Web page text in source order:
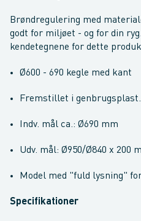
Brøndregulering med
godt for miljøet - og for din
kendetegnene for dette
Ø600 - 690 kegle med kant
Fremstillet i genbrugsplast.
Indv. mål ca.: Ø690 mm
Udv. mål: Ø950/Ø840 x 200
Model med "fuld lysning"
Specifikationer